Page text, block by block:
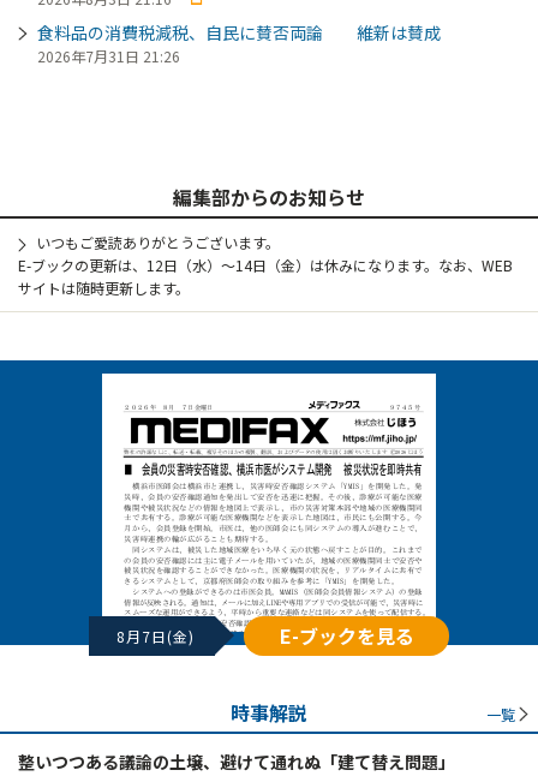
食料品の消費税減税、自民に賛否両論 維新は賛成
2026年7月31日 21:26
編集部からのお知らせ
いつもご愛読ありがとうございます。
E-ブックの更新は、12日（水）～14日（金）は休みになります。なお、WEB
サイトは随時更新します。
8月7日(金) E-ブックを見る
時事解説 一覧
整いつつある議論の土壌、避けて通れぬ「建て替え問題」